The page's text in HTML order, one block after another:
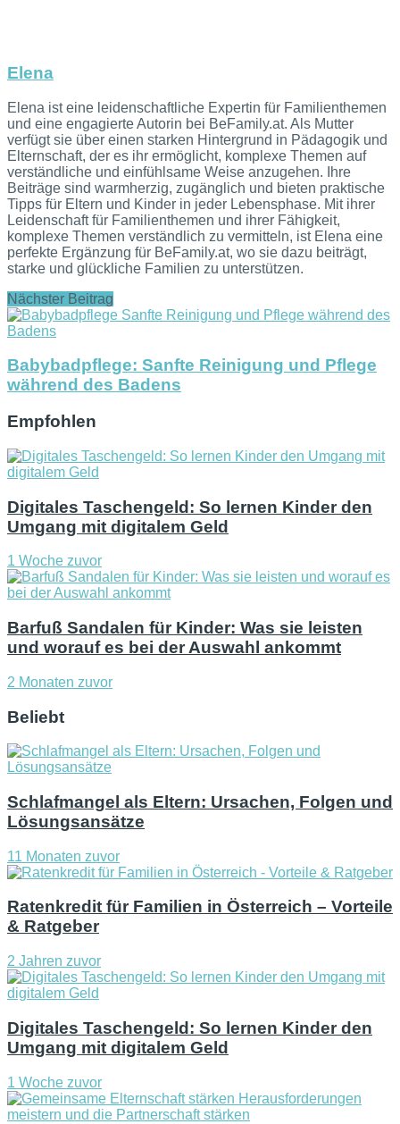
Elena
Elena ist eine leidenschaftliche Expertin für Familienthemen
und eine engagierte Autorin bei BeFamily.at. Als Mutter
verfügt sie über einen starken Hintergrund in Pädagogik und
Elternschaft, der es ihr ermöglicht, komplexe Themen auf
verständliche und einfühlsame Weise anzugehen. Ihre
Beiträge sind warmherzig, zugänglich und bieten praktische
Tipps für Eltern und Kinder in jeder Lebensphase. Mit ihrer
Leidenschaft für Familienthemen und ihrer Fähigkeit,
komplexe Themen verständlich zu vermitteln, ist Elena eine
perfekte Ergänzung für BeFamily.at, wo sie dazu beiträgt,
starke und glückliche Familien zu unterstützen.
Nächster Beitrag
Babybadpflege: Sanfte Reinigung und Pflege
während des Badens
Empfohlen
Digitales Taschengeld: So lernen Kinder den
Umgang mit digitalem Geld
1 Woche zuvor
Barfuß Sandalen für Kinder: Was sie leisten
und worauf es bei der Auswahl ankommt
2 Monaten zuvor
Beliebt
Schlafmangel als Eltern: Ursachen, Folgen und
Lösungsansätze
11 Monaten zuvor
Ratenkredit für Familien in Österreich – Vorteile
& Ratgeber
2 Jahren zuvor
Digitales Taschengeld: So lernen Kinder den
Umgang mit digitalem Geld
1 Woche zuvor